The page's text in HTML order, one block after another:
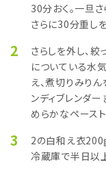
30分おく。一旦
さらに30分重し
2
さらしを外し、
についている水
え、煮切りみり
ンディブレンダ
めらかなペース
3
2の白和え衣
冷蔵庫で半日以